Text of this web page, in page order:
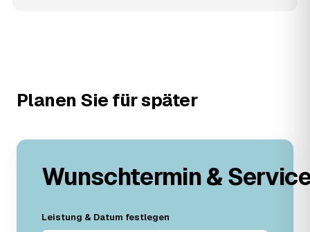
Planen Sie für später
Wunschtermin &
Leistung & Datum festlegen